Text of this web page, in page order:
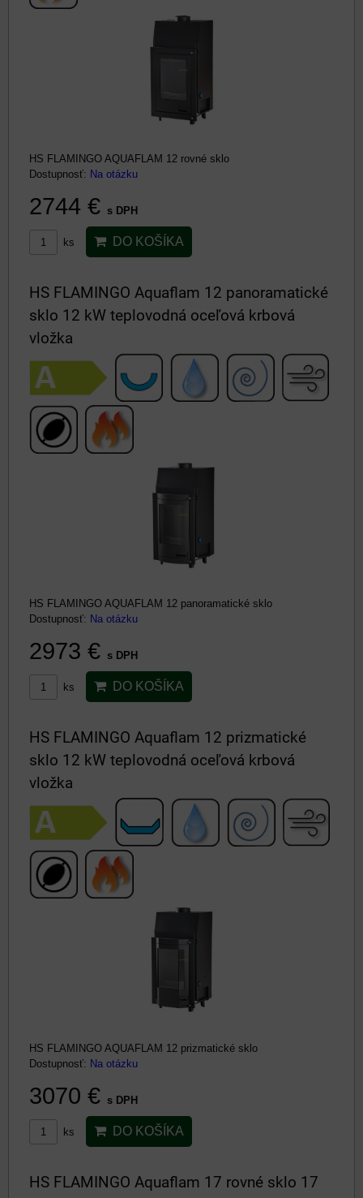
HS FLAMINGO AQUAFLAM 12 rovné sklo
Dostupnosť: Na otázku
2744 € s DPH
ks DO KOŠÍKA
HS FLAMINGO Aquaflam 12 panoramatické
sklo 12 kW teplovodná oceľová krbová
vložka
HS FLAMINGO AQUAFLAM 12 panoramatické sklo
Dostupnosť: Na otázku
2973 € s DPH
ks DO KOŠÍKA
HS FLAMINGO Aquaflam 12 prizmatické
sklo 12 kW teplovodná oceľová krbová
vložka
HS FLAMINGO AQUAFLAM 12 prizmatické sklo
Dostupnosť: Na otázku
3070 € s DPH
ks DO KOŠÍKA
HS FLAMINGO Aquaflam 17 rovné sklo 17